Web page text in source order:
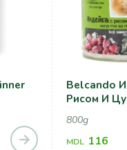
Belcando
Рисом И
800g
MDL 116